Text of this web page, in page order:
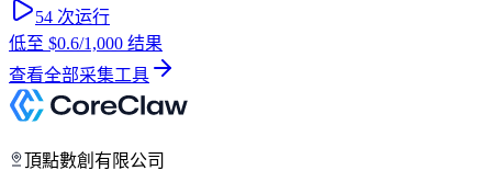
54 次运行
低至 $0.6/1,000 结果
查看全部采集工具
頂點數創有限公司